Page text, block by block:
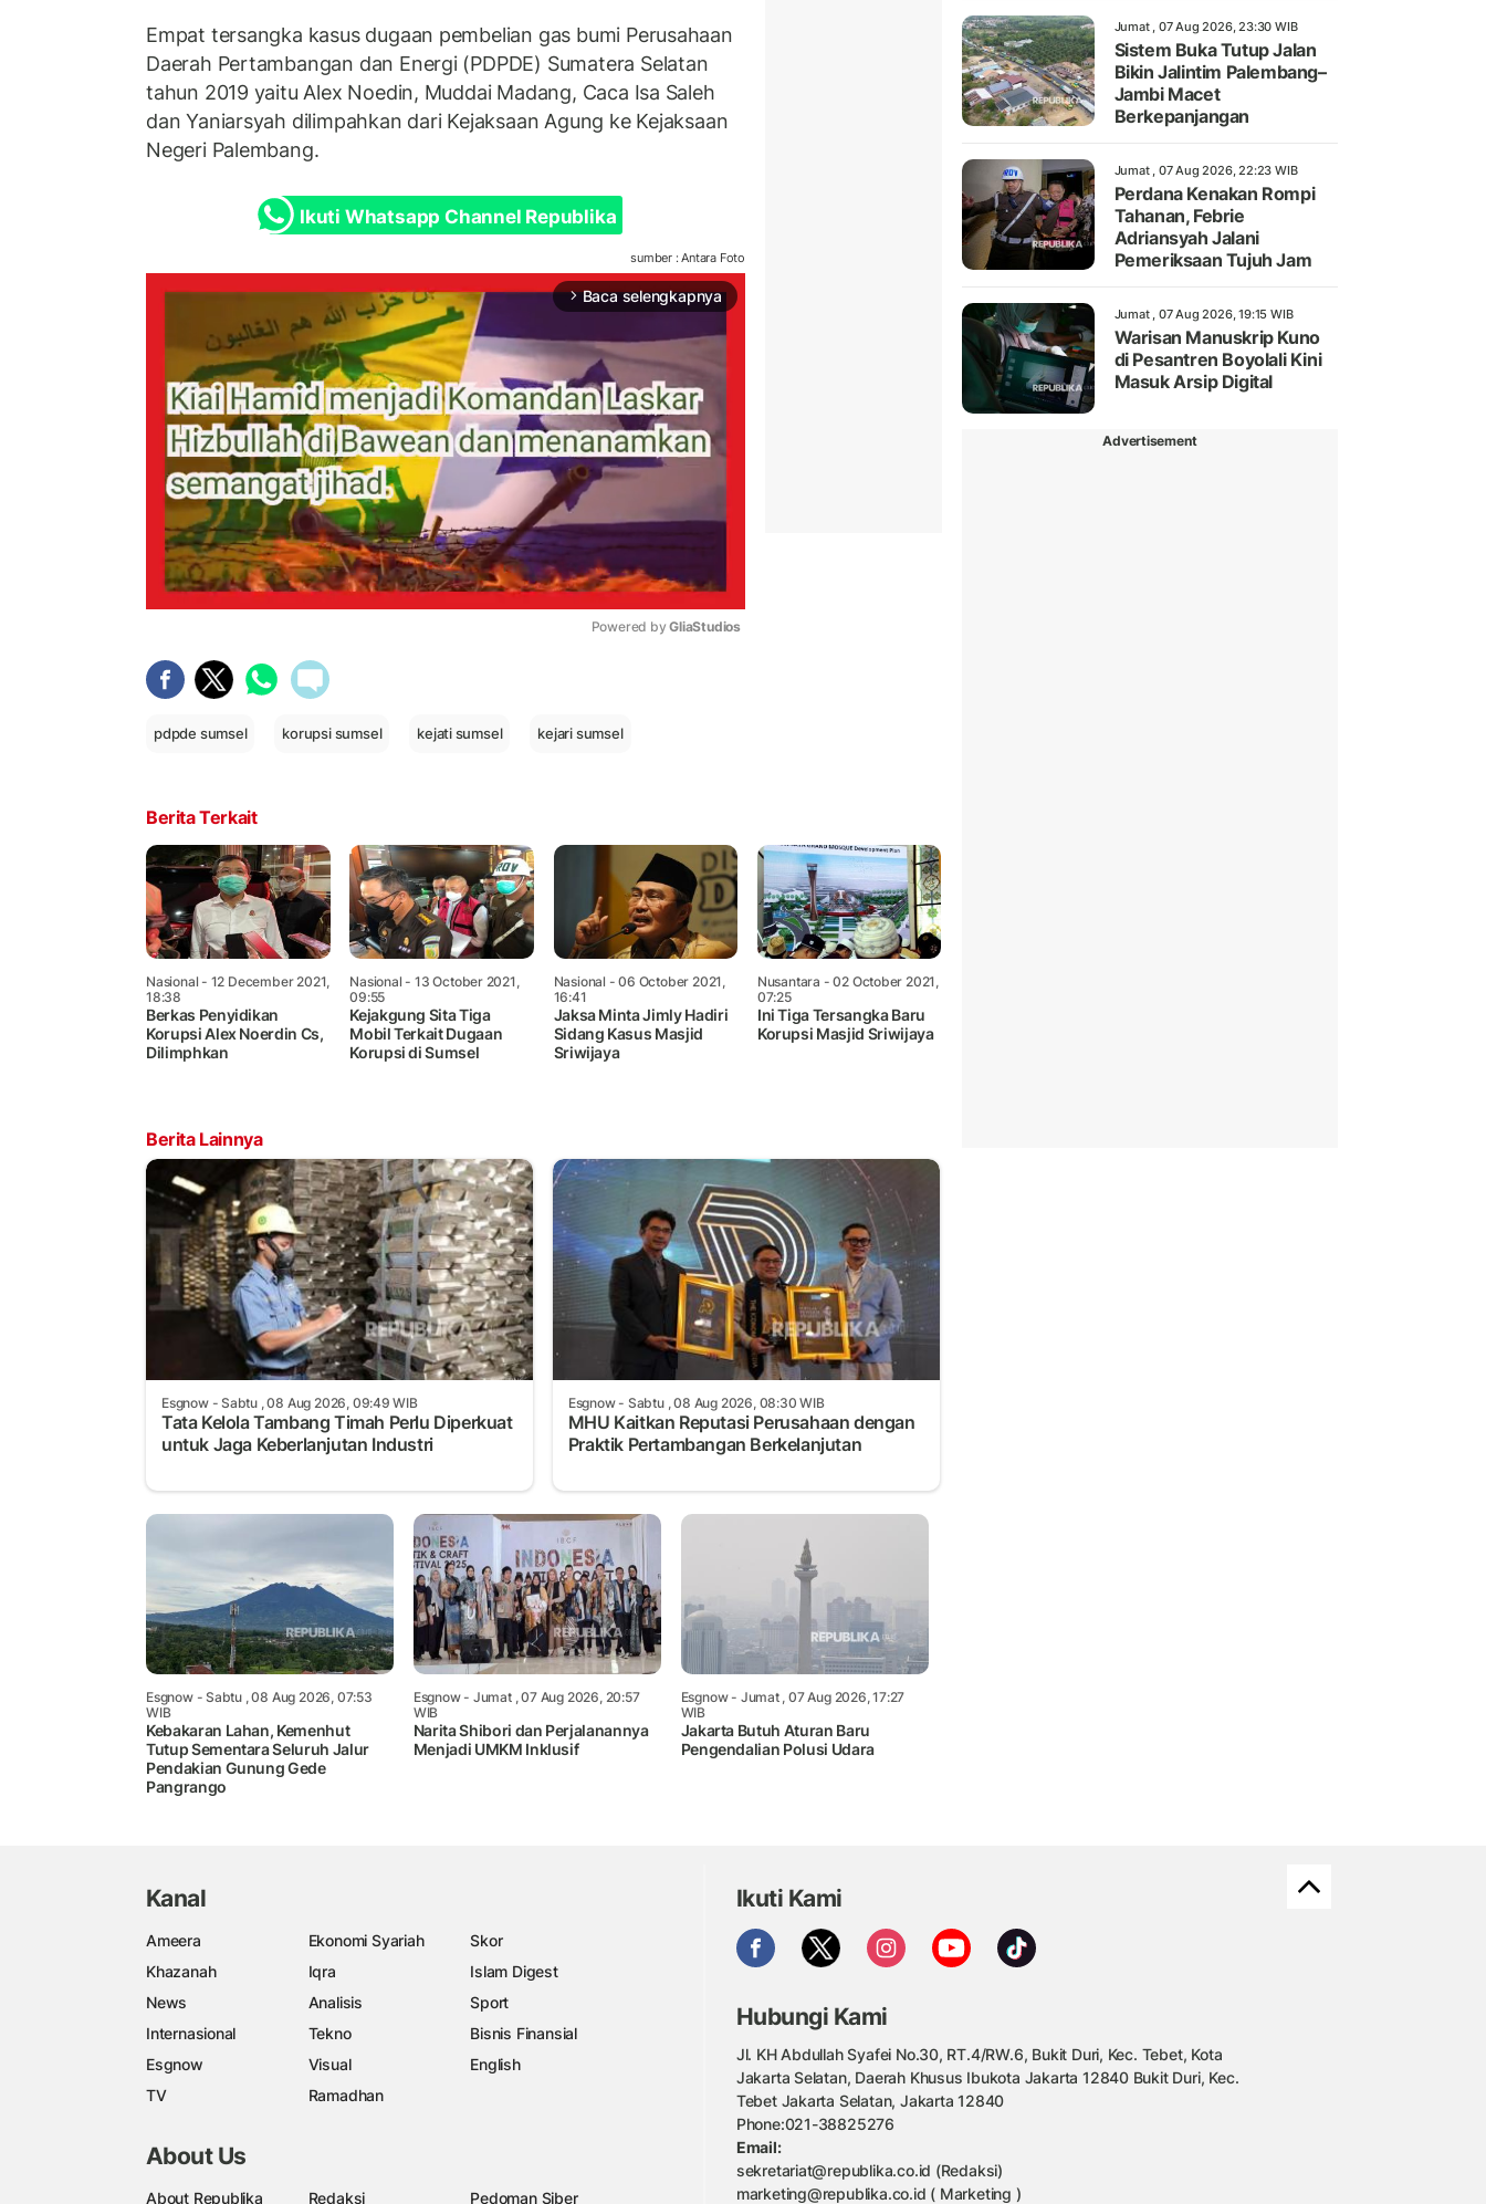
Empat tersangka kasus dugaan pembelian gas bumi Perusahaan
Daerah Pertambangan dan Energi (PDPDE) Sumatera Selatan
tahun 2019 yaitu Alex Noedin, Muddai Madang, Caca Isa Saleh
dan Yaniarsyah dilimpahkan dari Kejaksaan Agung ke Kejaksaan
Negeri Palembang.
Ikuti Whatsapp Channel Republika
sumber : Antara Foto
arrow_forward_ios Baca selengkapnya
Powered by GliaStudios
pdpde sumsel korupsi sumsel kejati sumsel kejari sumsel
Berita Terkait
Nasional - 12 December 2021,
18:38
Berkas Penyidikan
Korupsi Alex Noerdin Cs,
Dilimphkan
Nasional - 13 October 2021,
09:55
Kejakgung Sita Tiga
Mobil Terkait Dugaan
Korupsi di Sumsel
Nasional - 06 October 2021,
16:41
Jaksa Minta Jimly Hadiri
Sidang Kasus Masjid
Sriwijaya
Nusantara - 02 October 2021,
07:25
Ini Tiga Tersangka Baru
Korupsi Masjid Sriwijaya
Berita Lainnya
Esgnow- Sabtu , 08 Aug 2026, 09:49 WIB
Tata Kelola Tambang Timah Perlu Diperkuat
untuk Jaga Keberlanjutan Industri
Esgnow- Sabtu , 08 Aug 2026, 08:30 WIB
MHU Kaitkan Reputasi Perusahaan dengan
Praktik Pertambangan Berkelanjutan
Esgnow- Sabtu , 08 Aug 2026, 07:53
WIB
Kebakaran Lahan, Kemenhut
Tutup Sementara Seluruh Jalur
Pendakian Gunung Gede
Pangrango
Esgnow- Jumat , 07 Aug 2026, 20:57
WIB
Narita Shibori dan Perjalanannya
Menjadi UMKM Inklusif
Esgnow- Jumat , 07 Aug 2026, 17:27
WIB
Jakarta Butuh Aturan Baru
Pengendalian Polusi Udara
Jumat , 07 Aug 2026, 23:30 WIB
Sistem Buka Tutup Jalan
Bikin Jalintim Palembang–
Jambi Macet
Berkepanjangan
Jumat , 07 Aug 2026, 22:23 WIB
Perdana Kenakan Rompi
Tahanan, Febrie
Adriansyah Jalani
Pemeriksaan Tujuh Jam
Jumat , 07 Aug 2026, 19:15 WIB
Warisan Manuskrip Kuno
di Pesantren Boyolali Kini
Masuk Arsip Digital
Advertisement
Kanal
Ameera Ekonomi Syariah
Skor
Khazanah
Iqra
Islam Digest
News
Analisis
Sport
Internasional
Tekno
Bisnis Finansial
Esgnow
Visual
English
TV
Ramadhan
About Us
About Republika Redaksi Pedoman Siber
Ikuti Kami
Hubungi Kami
Jl. KH Abdullah Syafei No.30, RT.4/RW.6, Bukit Duri, Kec. Tebet, Kota
Jakarta Selatan, Daerah Khusus Ibukota Jakarta 12840 Bukit Duri, Kec.
Tebet Jakarta Selatan, Jakarta 12840
Phone:021-38825276
Email:
sekretariat@republika.co.id (Redaksi)
marketing@republika.co.id ( Marketing )